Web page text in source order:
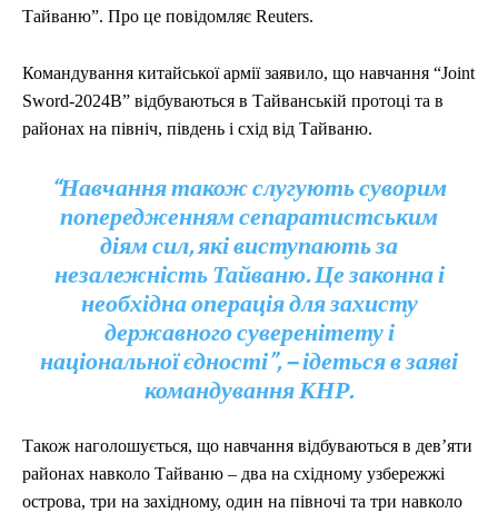
Тайваню”. Про це повідомляє Reuters.
Командування китайської армії заявило, що навчання “Joint
Sword-2024B” відбуваються в Тайванській протоці та в
районах на північ, південь і схід від Тайваню.
“Навчання також слугують суворим
попередженням сепаратистським
діям сил, які виступають за
незалежність Тайваню. Це законна і
необхідна операція для захисту
державного суверенітету і
національної єдності”, – ідеться в заяві
командування КНР.
Також наголошується, що навчання відбуваються в дев’яти
районах навколо Тайваню – два на східному узбережжі
острова, три на західному, один на півночі та три навколо